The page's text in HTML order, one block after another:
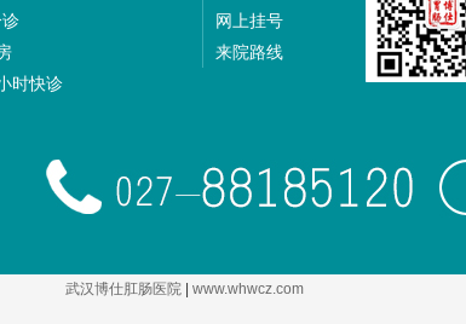
时快诊
网上挂号
来院路线
武汉博仕肛肠医院| www.whwcz.com